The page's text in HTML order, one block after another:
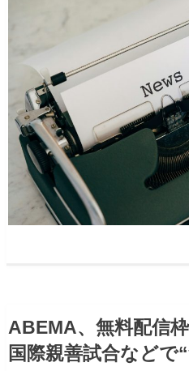
ABEMA、無料配信
国際親善試合などで